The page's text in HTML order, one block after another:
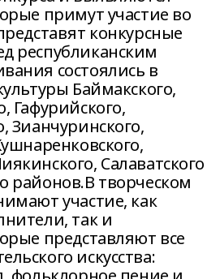
примут участие во
конкурсные
республиканским
состоялись в
Баймакского,
Гафурийского,
Зианчуринского,
Салаватского
районов.В творческом
участие, как
так и
представляют все
искусства: